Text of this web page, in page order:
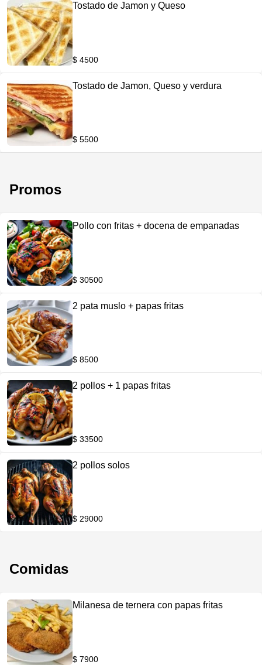
Tostado de Jamon y Queso
$ 4500
Tostado de Jamon, Queso y verdura
$ 5500
Promos
Pollo con fritas + docena de empanadas
$ 30500
2 pata muslo + papas fritas
$ 8500
2 pollos + 1 papas fritas
$ 33500
2 pollos solos
$ 29000
Comidas
Milanesa de ternera con papas fritas
$ 7900